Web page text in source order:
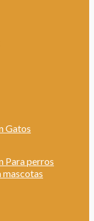
Gatos
Para perros